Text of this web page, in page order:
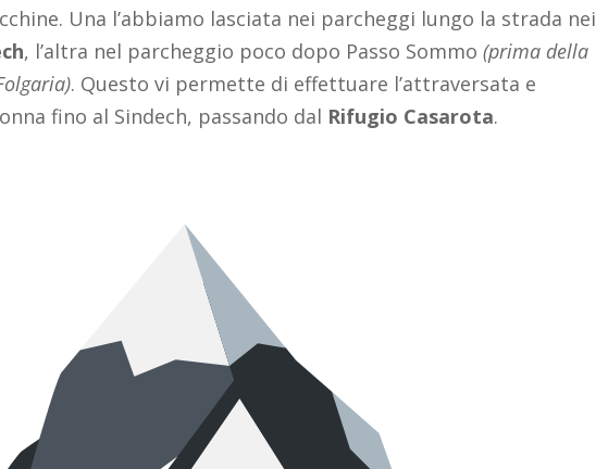
Una l’abbiamo lasciata nei parcheggi lungo la strada nei
, l’altra nel parcheggio poco dopo Passo Sommo (prima della
. Questo vi permette di effettuare l’attraversata e
fino al Sindech, passando dal Rifugio Casarota.